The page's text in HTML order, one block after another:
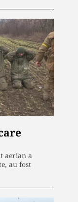
aerian a
au fost